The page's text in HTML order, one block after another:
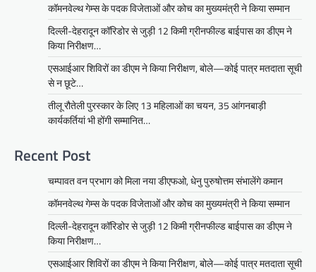
कॉमनवेल्थ गेम्स के पदक विजेताओं और कोच का मुख्यमंत्री ने किया सम्मान
दिल्ली-देहरादून कॉरिडोर से जुड़ी 12 किमी ग्रीनफील्ड बाईपास का डीएम ने
किया निरीक्षण…
एसआईआर शिविरों का डीएम ने किया निरीक्षण, बोले—कोई पात्र मतदाता सूची
से न छूटे…
तीलू रौतेली पुरस्कार के लिए 13 महिलाओं का चयन, 35 आंगनबाड़ी
कार्यकर्तियां भी होंगी सम्मानित…
Recent Post
चम्पावत वन प्रभाग को मिला नया डीएफओ, धेनु पुरुषोत्तम संभालेंगे कमान
कॉमनवेल्थ गेम्स के पदक विजेताओं और कोच का मुख्यमंत्री ने किया सम्मान
दिल्ली-देहरादून कॉरिडोर से जुड़ी 12 किमी ग्रीनफील्ड बाईपास का डीएम ने
किया निरीक्षण…
एसआईआर शिविरों का डीएम ने किया निरीक्षण, बोले—कोई पात्र मतदाता सूची